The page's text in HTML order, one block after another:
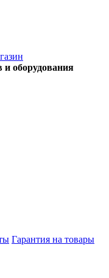
оборудования
Гарантия на товары